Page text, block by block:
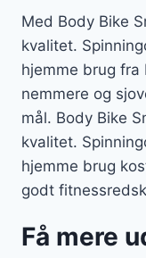
Med Body Bike
kvalitet.
hjemme brug fra
nemmere og
mål. Body Bike
kvalitet.
hjemme brug
godt
Få mere